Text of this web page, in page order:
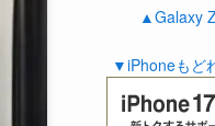
▲Galaxy
▼iPhoneもど